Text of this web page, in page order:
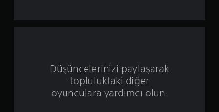
ü
Düşüncelerinizi paylaşarak
topluluktaki diğer
oyunculara yardımcı olun.